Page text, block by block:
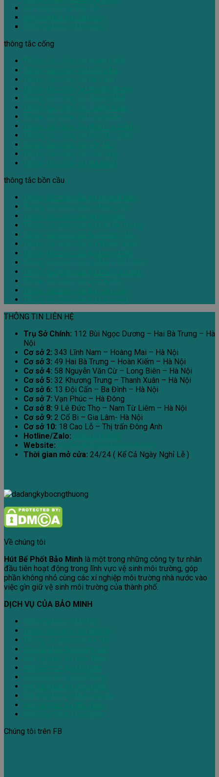
thông tắc cống
thông tắc bồn cầu
THÔNG TIN LIÊN HỆ
Trụ Sở Chính: 112 Bùi Ngọc Dương – Hai Bà Trưng – Hà
Nội
Cơ sở 2: 343 Lĩnh Nam – Hoàng Mai – Hà Nội
Cơ sở 3: 49 Hai Bà Trưng – Hoàn Kiếm – Hà Nội
Cơ sở 4: 58 Nguyễn Văn Cừ – Long Biên – Hà Nội
Cơ sở 5: 32 Khương Trung – Thanh Xuân – Hà Nội
Cơ sở 6: 13 Đội Cấn – Ba Đình – Hà Nội
Cơ sở 7: Vạn Phúc – Hà Đông
Cơ sở 8: 9 Lê Đức Thọ – Nam Từ Liêm – Hà Nội
Cơ sở 9: 2 Cổ Bi – Gia Lâm- Hà Nội
Cơ sở 10: 18 Cao Lỗ – Thị trấn Đông Anh
Hotline/Zalo:
Website:
Thời gian mở cửa: 24/24 ( Kể Cả Ngày Nghỉ Lễ )
Về chúng tôi
Hút Bể Phốt Bảo Minh là một trong những công ty tư nhân
đầu tiên hoạt động trong lĩnh vực vệ sinh môi trường, góp
phần không nhỏ cùng các xí nghiệp môi trường nhà nước vào
việc gìn giữ vệ sinh môi trường của thành phố.
DỊCH VỤ CỦA BẢO MINH
Chúng tôi trên FB